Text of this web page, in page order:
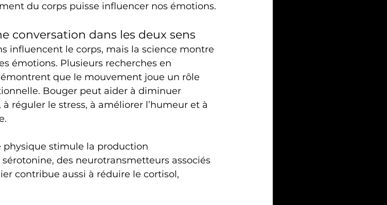
du corps puisse influencer nos émotions.
conversation dans les deux sens
influencent le corps, mais la science montre
émotions. Plusieurs recherches en
que le mouvement joue un rôle
Bouger peut aider à diminuer
réguler le stress, à améliorer l’humeur et à
physique stimule la production
des neurotransmetteurs associés
contribue aussi à réduire le cortisol,